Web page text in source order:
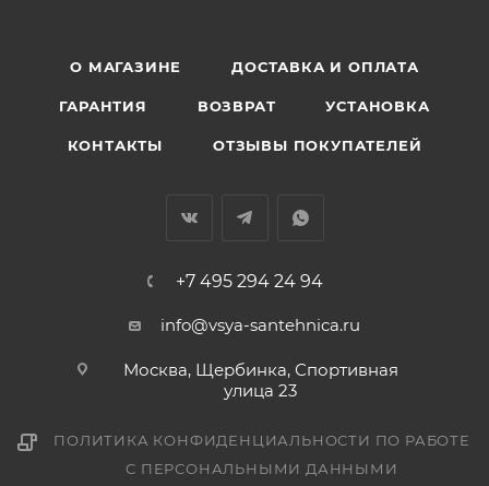
О МАГАЗИНЕ ДОСТАВКА И ОПЛАТА
ГАРАНТИЯ ВОЗВРАТ УСТАНОВКА
КОНТАКТЫ ОТЗЫВЫ ПОКУПАТЕЛЕЙ
+7 495 294 24 94
info@vsya-santehnica.ru
Москва, Щербинка, Спортивная
улица 23
ПОЛИТИКА КОНФИДЕНЦИАЛЬНОСТИ ПО РАБОТЕ
С ПЕРСОНАЛЬНЫМИ ДАННЫМИ